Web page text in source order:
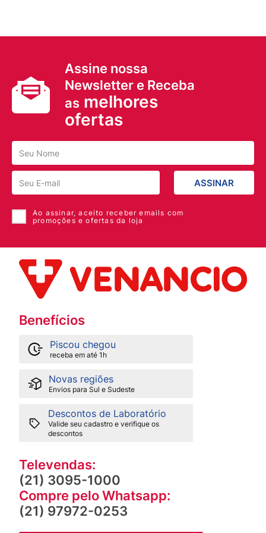
Assine nossa
Newsletter e Receba
as melhores
ofertas
ASSINAR
Ao assinar, aceito receber emails com
promoções e ofertas da loja
Benefícios
Piscou chegou
receba em até 1h
Novas regiões
Envios para Sul e Sudeste
Descontos de Laboratório
Valide seu cadastro e verifique os
descontos
Televendas:
(21) 3095-1000
Compre pelo Whatsapp:
(21) 97972-0253